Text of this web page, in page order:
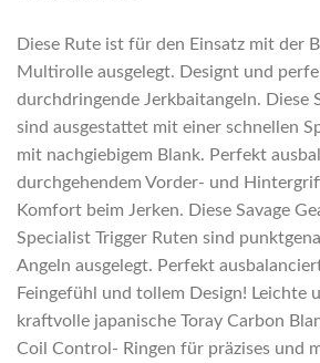
Diese Rute ist für den Einsatz mit der
Multirolle ausgelegt. Designt und
durchdringende Jerkbaitangeln. Diese
sind ausgestattet mit einer schnellen
mit nachgiebigem Blank. Perfekt
durchgehendem Vorder- und
Komfort beim Jerken. Diese Savage
Specialist Trigger Ruten sind
Angeln ausgelegt. Perfekt
Feingefühl und tollem Design! Leichte
kraftvolle japanische Toray Carbon
Coil Control- Ringen für präzises und